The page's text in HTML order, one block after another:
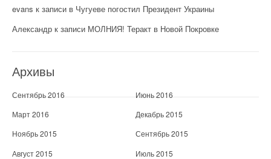
evans к записи в Чугуеве погостил Президент Украины
Александр к записи МОЛНИЯ! Теракт в Новой Покровке
Архивы
Сентябрь 2016
Июнь 2016
Март 2016
Декабрь 2015
Ноябрь 2015
Сентябрь 2015
Август 2015
Июль 2015